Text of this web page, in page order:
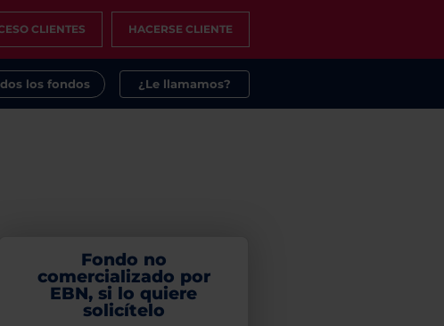
CLIENTES HACERSE CLIENTE
los fondos ¿Le llamamos?
Fondo no
comercializado por
EBN, si lo quiere
solicítelo